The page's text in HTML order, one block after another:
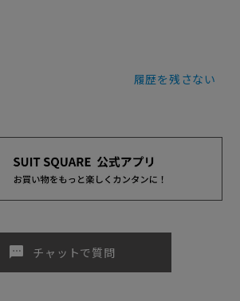
履歴を残さない
sms チャットで質問